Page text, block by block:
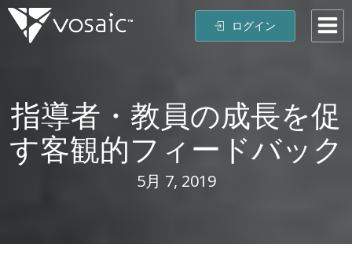
へ
ス
キ
ッ
プ
ログイン
指導者・教員の成長を促
す客観的フィードバック
5月 7, 2019